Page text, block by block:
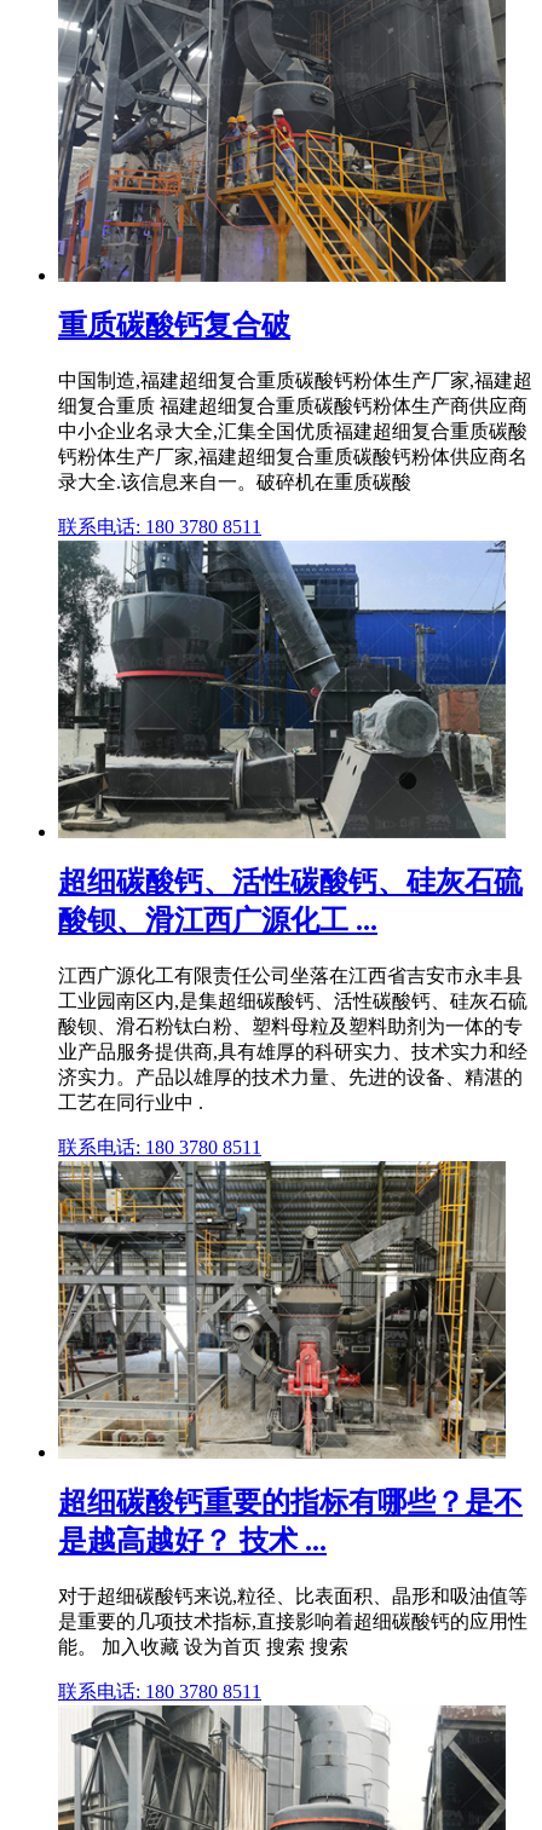
重质碳酸钙复合破
中国制造,福建超细复合重质碳酸钙粉体生产厂家,福建超
细复合重质 福建超细复合重质碳酸钙粉体生产商供应商
中小企业名录大全,汇集全国优质福建超细复合重质碳酸
钙粉体生产厂家,福建超细复合重质碳酸钙粉体供应商名
录大全.该信息来自一。破碎机在重质碳酸
联系电话: 180 3780 8511
超细碳酸钙、活性碳酸钙、硅灰石硫
酸钡、滑江西广源化工 ...
江西广源化工有限责任公司坐落在江西省吉安市永丰县
工业园南区内,是集超细碳酸钙、活性碳酸钙、硅灰石硫
酸钡、滑石粉钛白粉、塑料母粒及塑料助剂为一体的专
业产品服务提供商,具有雄厚的科研实力、技术实力和经
济实力。产品以雄厚的技术力量、先进的设备、精湛的
工艺在同行业中 .
联系电话: 180 3780 8511
超细碳酸钙重要的指标有哪些？是不
是越高越好？ 技术 ...
对于超细碳酸钙来说,粒径、比表面积、晶形和吸油值等
是重要的几项技术指标,直接影响着超细碳酸钙的应用性
能。 加入收藏 设为首页 搜索 搜索
联系电话: 180 3780 8511